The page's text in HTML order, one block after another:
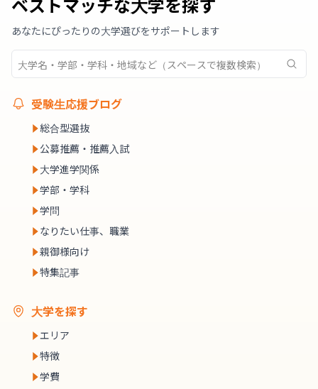
あなたにぴったりの大学選びをサポートします
受験生応援ブログ
総合型選抜
公募推薦・推薦入試
大学進学関係
学部・学科
学問
なりたい仕事、職業
親御様向け
特集記事
大学を探す
エリア
特徴
学費